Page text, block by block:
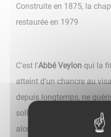
Construite en 1875, la
restaurée en 1979
C'est l'Abbé Veylon qui la
atteint d'un chancre au
depuis longtemps, ne
sollicita le secours de la
alors construire cette petite